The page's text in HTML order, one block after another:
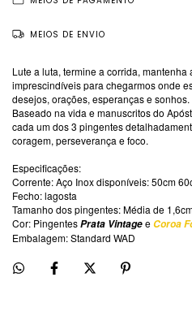
MEIOS DE ENVIO
Lute a luta, termine a corrida, mantenha
imprescindíveis para chegarmos onde
desejos, orações, esperanças e sonhos.
Baseado na vida e manuscritos do
cada um dos 3 pingentes
coragem, perseverança e foco.
Especificações:
Corrente: Aço Inox disponíveis: 50cm
Fecho: lagosta
Tamanho dos pingentes: Média de
Cor: PingentesPrata VintageeCoroa
Embalagem: Standard WAD